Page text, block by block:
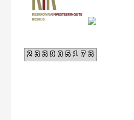
233905173